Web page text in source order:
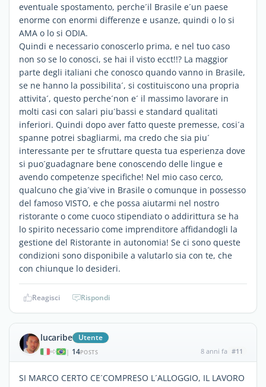
eventuale spostamento, perche´il Brasile e´un paese
enorme con enormi differenze e usanze, quindi o lo si
AMA o lo si ODIA.
Quindi e necessario conoscerlo prima, e nel tuo caso
non so se lo conosci, se hai il visto ecct!!? La maggior
parte degli italiani che conosco quando vanno in Brasile,
se ne hanno la possibilita´, si costituiscono una propria
attivita´, questo perche´non e´ il massimo lavorare in
molti casi con salari piu´bassi e standard qualitati
inferiori. Quindi dopo aver fatto queste premesse, cosi´a
spanne potrei sbagliarmi, ma credo che sia piu´
interessante per te sfruttare questa tua esperienza dove
si puo´guadagnare bene conoscendo delle lingue e
avendo competenze specifiche! Nel mio caso cerco,
qualcuno che gia´vive in Brasile o comunque in possesso
del famoso VISTO, e che possa aiutarmi nel nostro
ristorante o come cuoco stipendiato o addirittura se ha
lo spirito necessario come imprenditore affidandogli la
gestione del Ristorante in autonomia! Se ci sono queste
condizioni sono disponibile a valutarlo sia con te, che
con chiunque lo desideri.
Reagisci Rispondi
lucaribe Utente
| 14POSTS 8 anni fa #11
SI MARCO CERTO CE´COMPRESO L´ALLOGGIO, IL LAVORO